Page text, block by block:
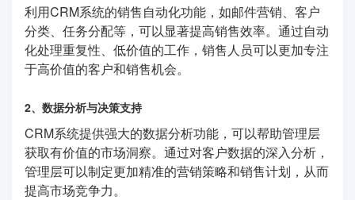
利用CRM系统的销售自动化功能，如邮件营销、客户
分类、任务分配等，可以显著提高销售效率。通过自动
化处理重复性、低价值的工作，销售人员可以更加专注
于高价值的客户和销售机会。
2、数据分析与决策支持
CRM系统提供强大的数据分析功能，可以帮助管理层
获取有价值的市场洞察。通过对客户数据的深入分析，
管理层可以制定更加精准的营销策略和销售计划，从而
提高市场竞争力。